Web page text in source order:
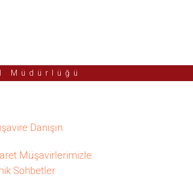
Müdürlüğü
Danışın
Müşavirlerimizle
Sohbetler